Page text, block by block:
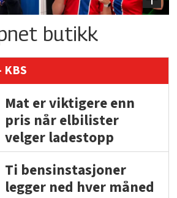
butikk
Mat er viktigere enn
pris når elbilister
velger ladestopp
Ti bensinstasjoner
legger ned hver måned